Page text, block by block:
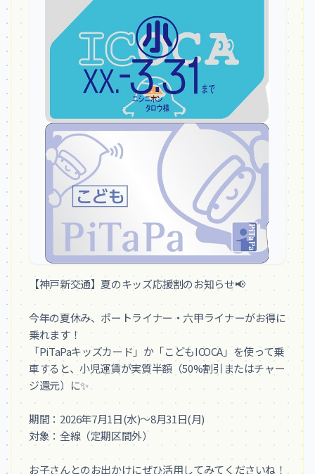
【神戸新交通】夏のキッズ応援割のお知らせ📢
今年の夏休み、ポートライナー・六甲ライナーがお得に
乗れます！
「PiTaPaキッズカード」か「こどもICOCA」を使って乗
車すると、小児運賃が実質半額（50%割引またはチャー
ジ還元）に✨
期間：2026年7月1日(水)〜8月31日(月)
対象：全線（定期区間外）
お子さんとのお出かけにぜひ活用してみてくださいね！